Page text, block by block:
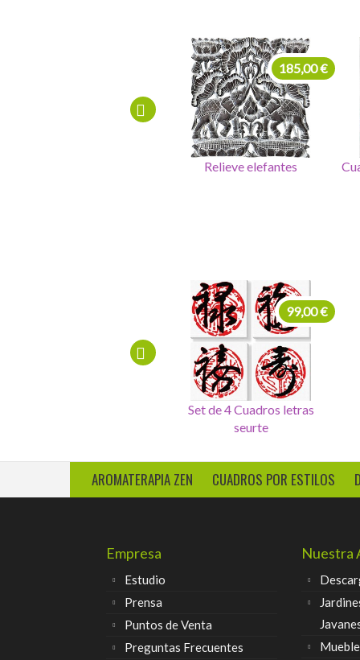
Cuadro talla roseton madera
970,00 €
Set de 4 Cuadros letras
chinas
99,00 €
AROMATERAPIA ZEN CUADROS POR ESTILOS
Empresa
Estudio
Prensa
Puntos de Venta
Preguntas Frecuentes
Nuestra